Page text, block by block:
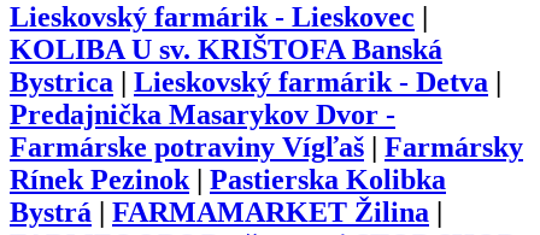
Lieskovský farmárik - Lieskovec
KOLIBA U sv. KRIŠTOFA Banská
Bystrica
Lieskovský farmárik - Detva
Predajnička Masarykov Dvor -
Farmárske potraviny Vígľaš
Farmársky
Rínek Pezinok| Pastierska Kolibka
Bystrá
FARMAMARKET Žilina